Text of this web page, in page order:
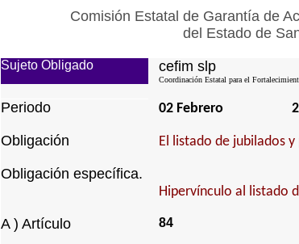
Comisión Estatal de Garantía de
del Estado de
Sujeto Obligado cefim slp
Coordinación Estatal para el
Periodo 02 Febrero
Obligación El listado de jubilados
Obligación específica.
Hipervínculo al listado
A ) Artículo 84